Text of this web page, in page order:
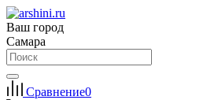
Ваш город
Самара
Сравнение0